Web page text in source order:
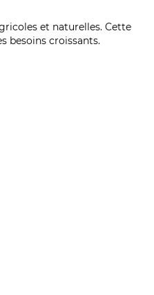
et naturelles. Cette
besoins croissants.